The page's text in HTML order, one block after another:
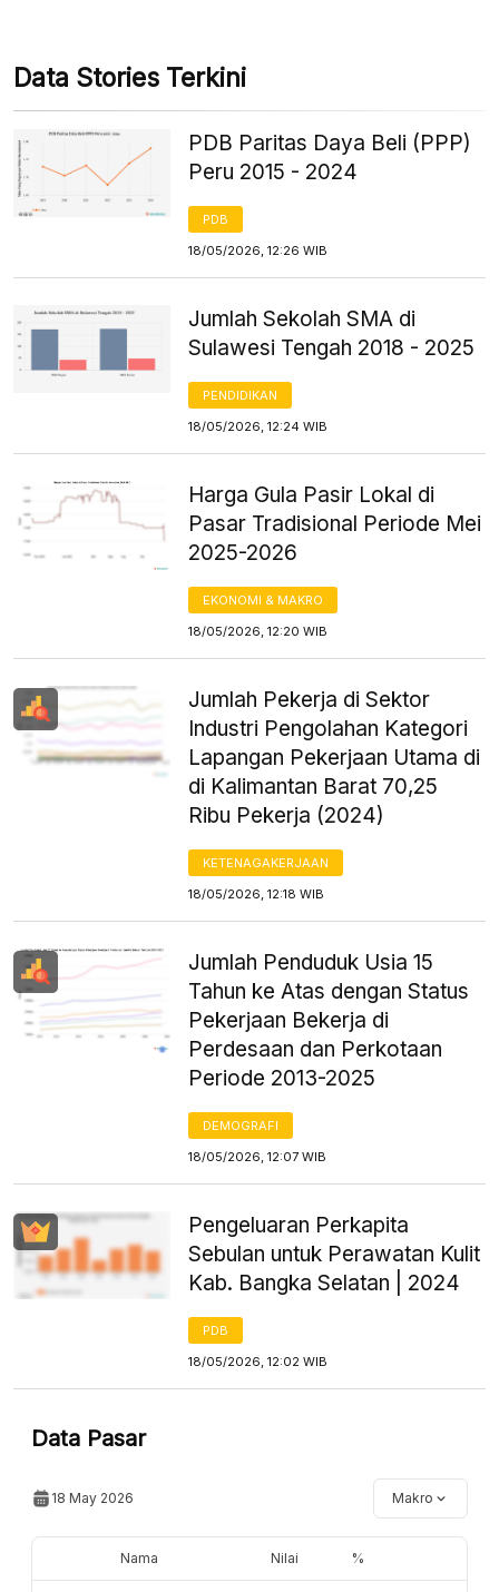
Data Stories Terkini
PDB Paritas Daya Beli (PPP)
Peru 2015 - 2024
PDB
18/05/2026, 12:26 WIB
Jumlah Sekolah SMA di
Sulawesi Tengah 2018 - 2025
PENDIDIKAN
18/05/2026, 12:24 WIB
Harga Gula Pasir Lokal di
Pasar Tradisional Periode Mei
2025-2026
EKONOMI & MAKRO
18/05/2026, 12:20 WIB
Jumlah Pekerja di Sektor
Industri Pengolahan Kategori
Lapangan Pekerjaan Utama di
di Kalimantan Barat 70,25
Ribu Pekerja (2024)
KETENAGAKERJAAN
18/05/2026, 12:18 WIB
Jumlah Penduduk Usia 15
Tahun ke Atas dengan Status
Pekerjaan Bekerja di
Perdesaan dan Perkotaan
Periode 2013-2025
DEMOGRAFI
18/05/2026, 12:07 WIB
Pengeluaran Perkapita
Sebulan untuk Perawatan Kulit
Kab. Bangka Selatan | 2024
PDB
18/05/2026, 12:02 WIB
Data Pasar
18 May 2026 Makro
Nama Nilai %